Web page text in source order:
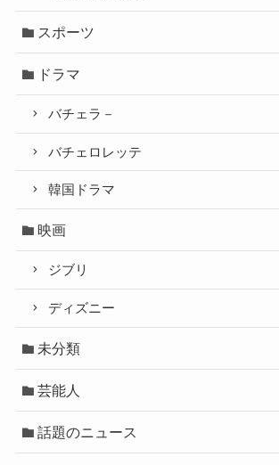
スポーツ
ドラマ
バチェラ－
バチェロレッテ
韓国ドラマ
映画
ジブリ
ディズニー
未分類
芸能人
話題のニュース